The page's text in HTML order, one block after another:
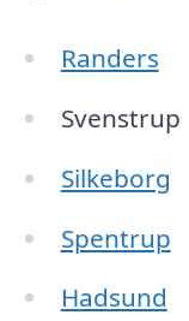
Randers
Svenstrup
Silkeborg
Spentrup
Hadsund